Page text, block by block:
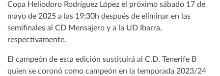
Copa Heliodoro Rodríguez López el próximo sábado 17 de
mayo de 2025 a las 19:30h después de eliminar en las
semifinales al CD Mensajero y a la UD Ibarra,
respectivamente.
El campeón de esta edición sustituirá al C.D. Tenerife B
quien se coronó como campeón en la temporada 2023/24